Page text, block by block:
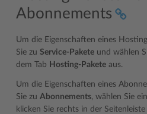
Abonnements
Um die Eigenschaften eines
Sie zu Service-Pakete und wählen
dem Tab Hosting-Pakete aus.
Um die Eigenschaften eines
Sie zu Abonnements, wählen Sie
klicken Sie rechts in der